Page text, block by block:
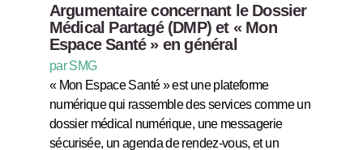
Argumentaire concernant le Dossier
Médical Partagé (DMP) et « Mon
Espace Santé » en général
par SMG
« Mon Espace Santé » est une plateforme
numérique qui rassemble des services comme un
dossier médical numérique, une messagerie
sécurisée, un agenda de rendez-vous, et un